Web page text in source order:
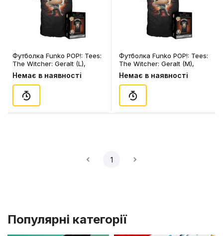
Футболка Funko POP!: Tees:
The Witcher: Geralt (L),
(74489)
Немає в наявності
Футболка Funko POP!: Tees:
The Witcher: Geralt (M),
(74488)
Немає в наявності
1
Популярні категорії